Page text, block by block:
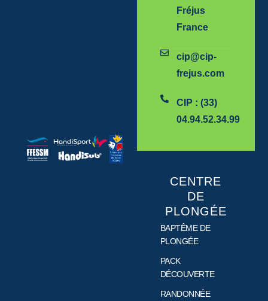
Fréjus
France
cip@cip-
frejus.com
CIP : (33)
04.94.52.34.99
CENTRE
DE
PLONGÉE
BAPTÊME DE
PLONGÉE
PACK
DÉCOUVERTE
RANDONNÉE